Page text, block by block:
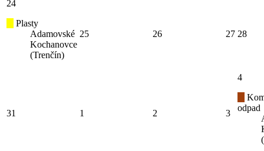
24
Plasty
Adamovské
Kochanovce
(Trenčín)
25 26 27 28
31 1 2 3
4
odpad